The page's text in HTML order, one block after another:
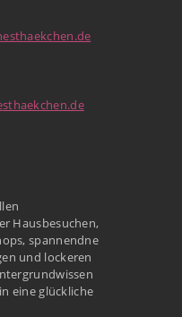
Hausbesuchen,
spannendne
und lockeren
eine glückliche